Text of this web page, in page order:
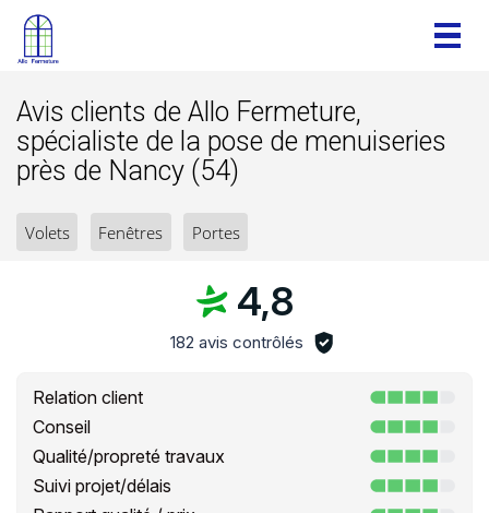
Avis clients de Allo Fermeture,
spécialiste de la pose de menuiseries
près de Nancy (54)
Volets Fenêtres Portes
4,8
182 avis contrôlés
Relation client
Conseil
Qualité/propreté travaux
Suivi projet/délais